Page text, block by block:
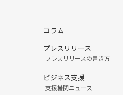
コラム
プレスリリース
プレスリリースの書き方
ビジネス支援
支援機関ニュース